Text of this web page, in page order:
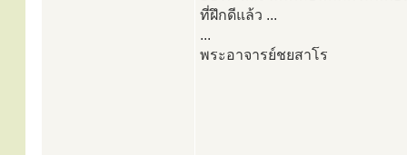
ที่ฝึกดีแล้ว ...
...
พระอาจารย์ชยสาโร